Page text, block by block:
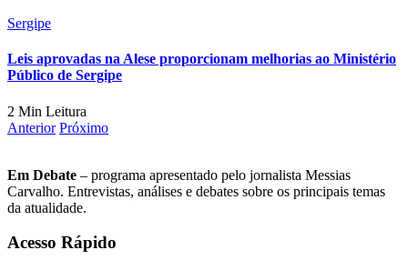
Sergipe
Leis aprovadas na Alese proporcionam melhorias ao Ministério
Público de Sergipe
2 Min Leitura
Anterior Próximo
Em Debate – programa apresentado pelo jornalista Messias
Carvalho. Entrevistas, análises e debates sobre os principais temas
da atualidade.
Acesso Rápido